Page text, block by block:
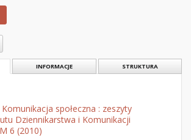
INFORMACJE STRUKTURA
społeczna : zeszyty
Dziennikarstwa i Komunikacji
6 (2010)